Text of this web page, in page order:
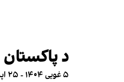
د
۵ غویی ۱۴۰۴ - ۲۵ اپریل ۲۰۲۵، ۱۲:۱۳ GMT+۱